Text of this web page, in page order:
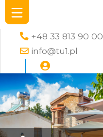
+48 33 813 90 00
info@tu1.pl